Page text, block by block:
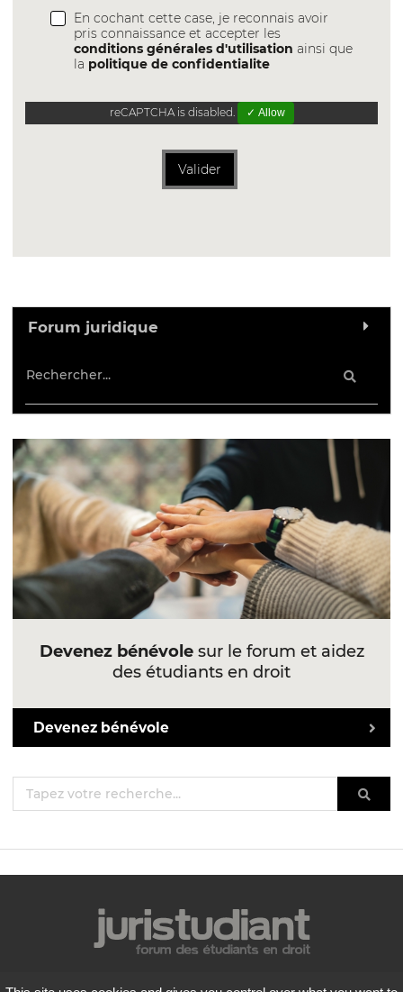
En cochant cette case, je reconnais avoir
pris connaissance et accepter les
conditions générales d'utilisation ainsi que
la politique de confidentialite
reCAPTCHA is disabled. ✓ Allow
Valider
Forum juridique
Devenez bénévolesur le forum et aidez
des étudiants en droit
Devenez bénévole
Mentions légales